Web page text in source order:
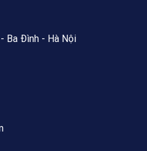
Ba Đình - Hà Nội